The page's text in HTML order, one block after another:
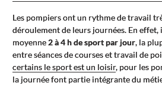
Les pompiers ont un rythme de travail
déroulement de leurs journées. En effet,
moyenne2 à 4 h de sport par jour, la
entre séances de courses et travail de
certains le sport est un loisir, pour les
la journée font partie intégrante du